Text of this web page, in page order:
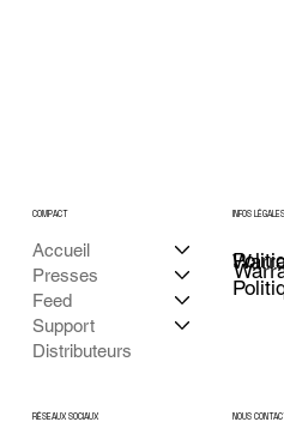
Accueil
Presses
Feed
Support
Distributeurs
COMPACT INFOS LÉGALES
RÉSEAUX SOCIAUX NOUS